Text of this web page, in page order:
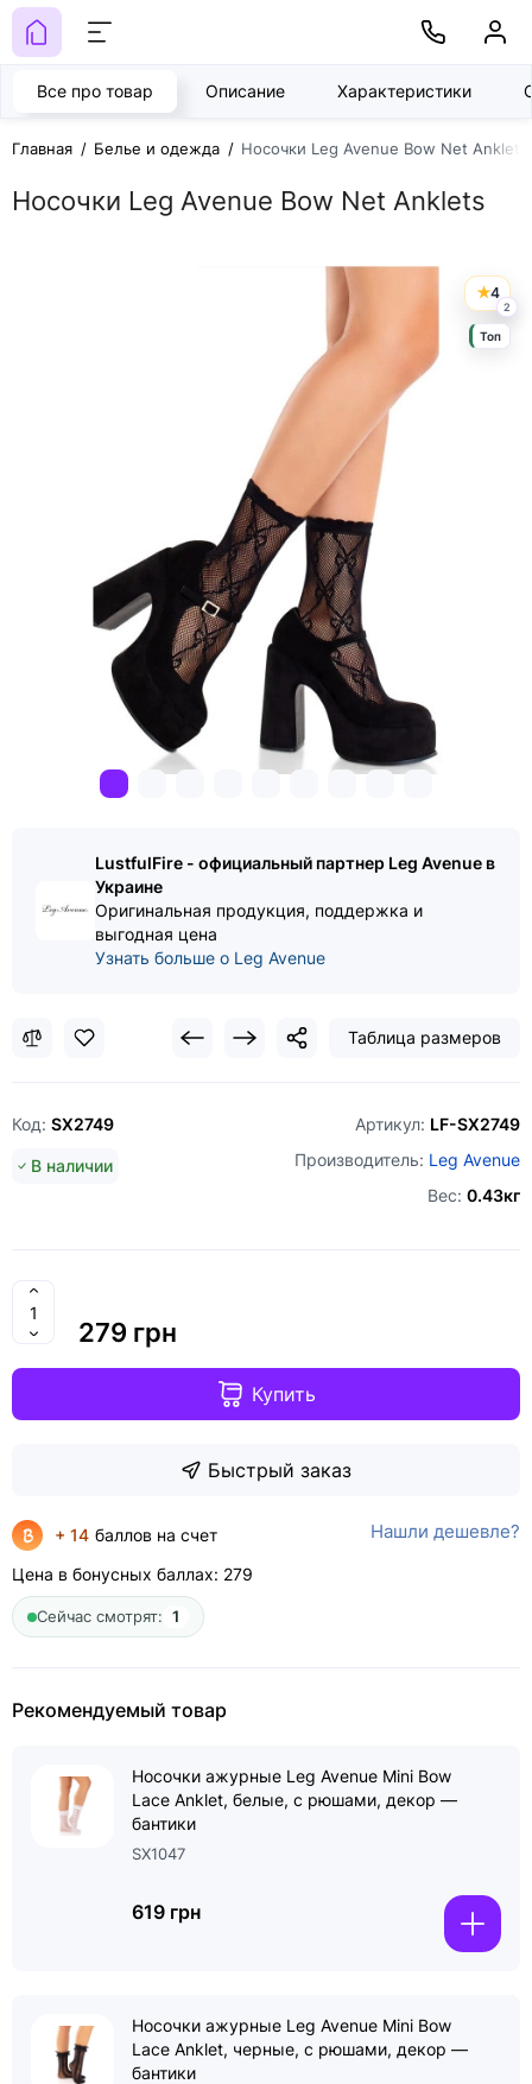
Главная Белье и одежда Носочки Leg Avenue Bow Net Anklets
Носочки Leg Avenue Bow Net Anklets
Все про товар Описание Характеристики
4
2
Топ
LustfulFire - официальный партнер Leg Avenue в
Украине
Оригинальная продукция, поддержка и
выгодная цена
Узнать больше о Leg Avenue
Таблица размеров
Код: SX2749 Артикул: LF-SX2749
Производитель: Leg Avenue
В наличии
Вес: 0.43кг
279 грн
Купить
Быстрый заказ
+ 14 баллов на счет Нашли дешевле?
Цена в бонусных баллах: 279
Сейчас смотрят: 1
Рекомендуемый товар
Носочки ажурные Leg Avenue Mini Bow
Lace Anklet, белые, с рюшами, декор —
бантики
SX1047
619 грн
Носочки ажурные Leg Avenue Mini Bow
Lace Anklet, черные, с рюшами, декор —
бантики